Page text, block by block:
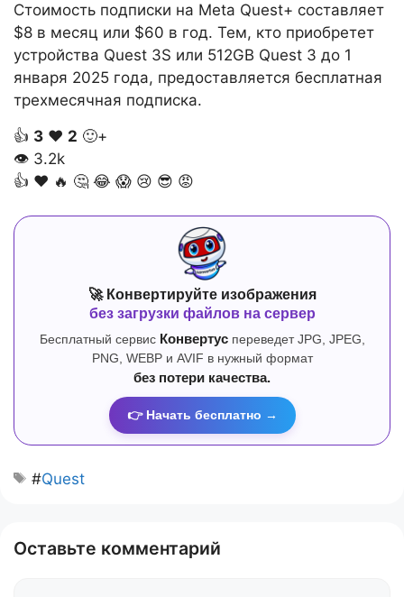
Стоимость подписки на Meta Quest+ составляет
$8 в месяц или $60 в год. Тем, кто приобретет
устройства Quest 3S или 512GB Quest 3 до 1
января 2025 года, предоставляется бесплатная
трехмесячная подписка.
👍 3 ❤️ 2 🙂+
👁 3.2k
👍 ❤️ 🔥 🤔 😂 😱 😢 😎 😡
🚀 Конвертируйте изображения
без загрузки файлов на сервер
Бесплатный сервис Конвертуспереведет JPG, JPEG,
PNG, WEBP и AVIF в нужный формат
без потери качества.
👉 Начать бесплатно →
#Quest
Оставьте комментарий